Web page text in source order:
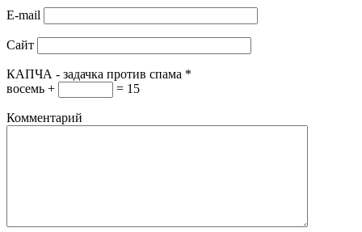
E-mail
Сайт
КАПЧА - задачка против спама *
восемь +
= 15
Комментарий